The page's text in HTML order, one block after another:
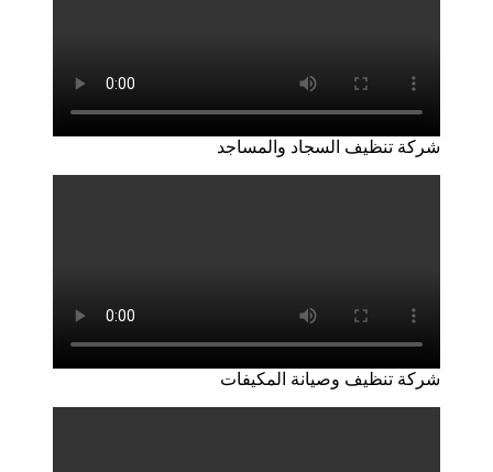
شركة تنظيف السجاد والمساجد
شركة تنظيف وصيانة المكيفات